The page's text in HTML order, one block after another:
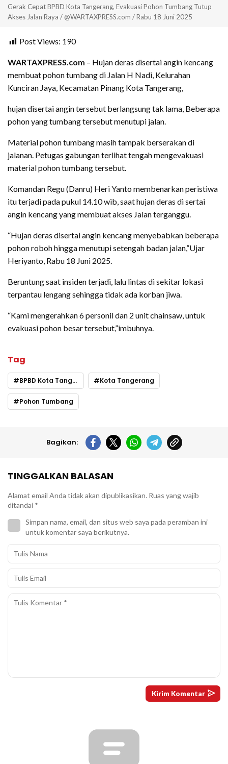
Gerak Cepat BPBD Kota Tangerang, Evakuasi Pohon Tumbang Tutup
Akses Jalan Raya / @WARTAXPRESS.com / Rabu 18 Juni 2025
Post Views: 190
WARTAXPRESS.com – Hujan deras disertai angin kencang
membuat pohon tumbang di Jalan H Nadi, Kelurahan
Kunciran Jaya, Kecamatan Pinang Kota Tangerang,
hujan disertai angin tersebut berlangsung tak lama, Beberapa
pohon yang tumbang tersebut menutupi jalan.
Material pohon tumbang masih tampak berserakan di
jalanan. Petugas gabungan terlihat tengah mengevakuasi
material pohon tumbang tersebut.
Komandan Regu (Danru) Heri Yanto membenarkan peristiwa
itu terjadi pada pukul 14.10 wib, saat hujan deras di sertai
angin kencang yang membuat akses Jalan terganggu.
“Hujan deras disertai angin kencang menyebabkan beberapa
pohon roboh hingga menutupi setengah badan jalan,”Ujar
Heriyanto, Rabu 18 Juni 2025.
Beruntung saat insiden terjadi, lalu lintas di sekitar lokasi
terpantau lengang sehingga tidak ada korban jiwa.
“Kami mengerahkan 6 personil dan 2 unit chainsaw, untuk
evakuasi pohon besar tersebut,”imbuhnya.
Tag
BPBD Kota Tangerang Kota Tangerang
Pohon Tumbang
Bagikan:
TINGGALKAN BALASAN
Alamat email Anda tidak akan dipublikasikan. Ruas yang wajib
ditandai *
Simpan nama, email, dan situs web saya pada peramban ini
untuk komentar saya berikutnya.